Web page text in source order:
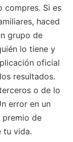
compres. Si es
haced
grupo de
lo tiene y
oficial
resultados.
o de lo
error en un
premio de
tu vida.